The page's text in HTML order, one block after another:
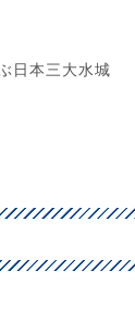
日本三大水城